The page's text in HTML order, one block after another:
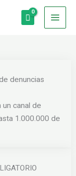
denuncias
un canal de
1.000.000 de